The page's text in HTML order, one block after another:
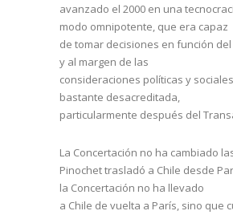
avanzado el 2000 en una
modo omnipotente, que era capaz
de tomar decisiones en función
y al margen de las
consideraciones políticas y
bastante desacreditada,
particularmente después del
La Concertación no ha cambiado
Pinochet trasladó a Chile desde
la Concertación no ha llevado
a Chile de vuelta a París, sino que